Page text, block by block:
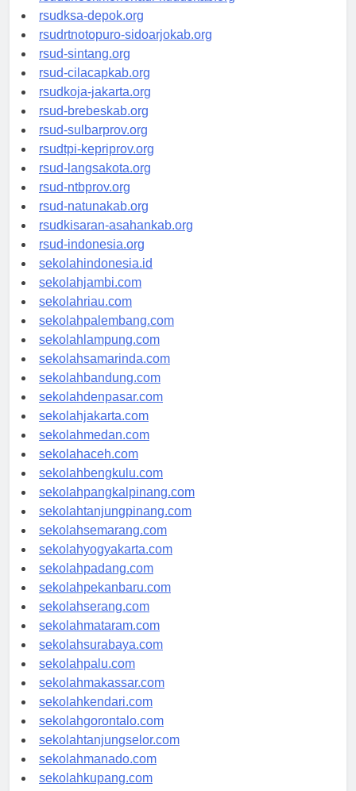
rsuddrloekmonohadi-kuduskab.org
rsudksa-depok.org
rsudrtnotopuro-sidoarjokab.org
rsud-sintang.org
rsud-cilacapkab.org
rsudkoja-jakarta.org
rsud-brebeskab.org
rsud-sulbarprov.org
rsudtpi-kepriprov.org
rsud-langsakota.org
rsud-ntbprov.org
rsud-natunakab.org
rsudkisaran-asahankab.org
rsud-indonesia.org
sekolahindonesia.id
sekolahjambi.com
sekolahriau.com
sekolahpalembang.com
sekolahlampung.com
sekolahsamarinda.com
sekolahbandung.com
sekolahdenpasar.com
sekolahjakarta.com
sekolahmedan.com
sekolahaceh.com
sekolahbengkulu.com
sekolahpangkalpinang.com
sekolahtanjungpinang.com
sekolahsemarang.com
sekolahyogyakarta.com
sekolahpadang.com
sekolahpekanbaru.com
sekolahserang.com
sekolahmataram.com
sekolahsurabaya.com
sekolahpalu.com
sekolahmakassar.com
sekolahkendari.com
sekolahgorontalo.com
sekolahtanjungselor.com
sekolahmanado.com